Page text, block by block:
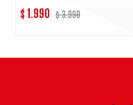
$ 1.990 $ 3.990